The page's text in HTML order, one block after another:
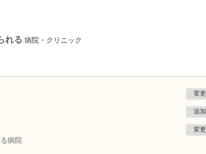
れる 病院・クリニック
変更
追加
病院
変更